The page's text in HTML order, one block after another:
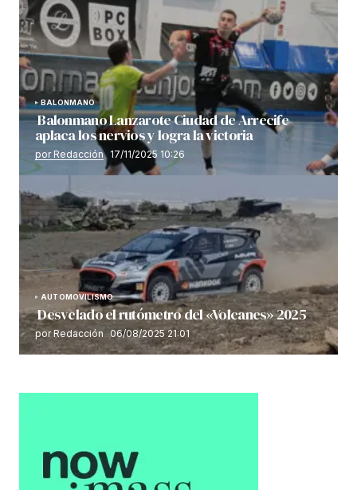
BALONMANO
Balonmano Lanzarote Ciudad de Arrecife
aplaca los nervios y logra la victoria
por Redacción 17/11/2025 10:26
AUTOMOVILISMO
Desvelado el rutómetro del «Volcanes» 2025
por Redacción 06/08/2025 21:01